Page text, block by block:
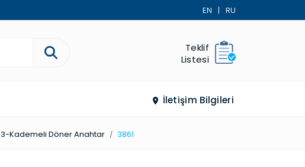
EN | RU
Teklif
Listesi
İletişim Bilgileri
3-Ka­demeli Döner Anahtar 3861